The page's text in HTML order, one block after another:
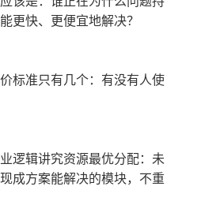
更快、更便宜地解决？
标准只有几个：有没有人使
逻辑讲究资源最优分配：未
成方案能解决的模块，不重